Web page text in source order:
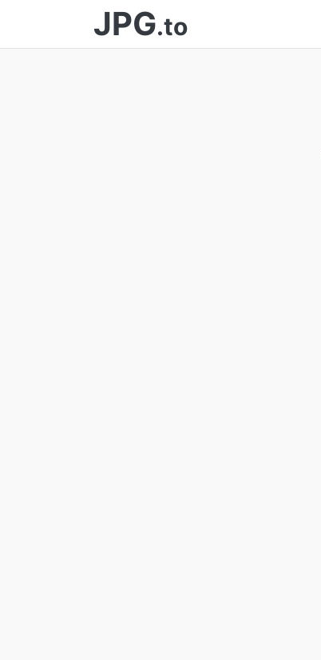
JPG.to